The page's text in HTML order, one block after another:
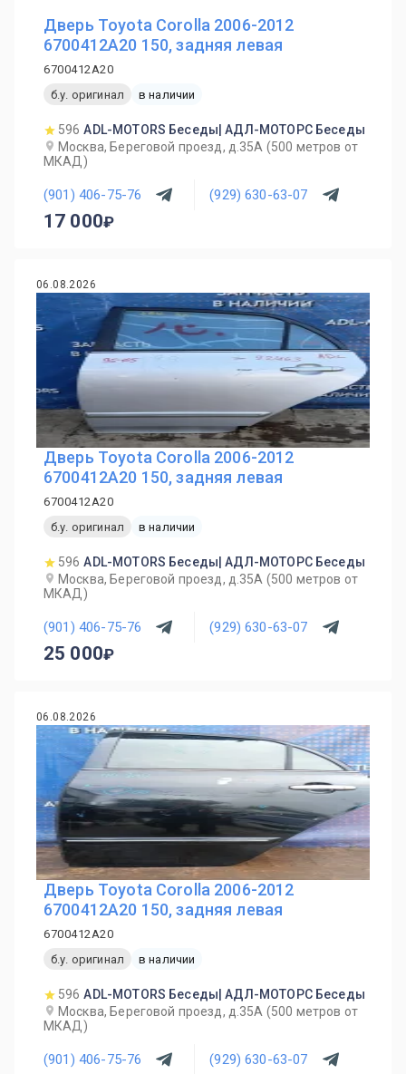
Дверь Toyota Corolla 2006-2012
6700412A20 150, задняя левая
6700412A20
б.у. оригинал
в наличии
596 ADL-MOTORS Беседы| АДЛ-МОТОРС Беседы
Москва, Береговой проезд, д.35А (500 метров от
МКАД)
(901) 406-75-76 (929) 630-63-07
17 000
06.08.2026
Дверь Toyota Corolla 2006-2012
6700412A20 150, задняя левая
6700412A20
б.у. оригинал
в наличии
596 ADL-MOTORS Беседы| АДЛ-МОТОРС Беседы
Москва, Береговой проезд, д.35А (500 метров от
МКАД)
(901) 406-75-76 (929) 630-63-07
25 000
06.08.2026
Дверь Toyota Corolla 2006-2012
6700412A20 150, задняя левая
6700412A20
б.у. оригинал
в наличии
596 ADL-MOTORS Беседы| АДЛ-МОТОРС Беседы
Москва, Береговой проезд, д.35А (500 метров от
МКАД)
(901) 406-75-76 (929) 630-63-07